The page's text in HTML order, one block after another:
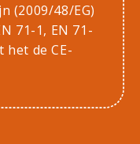
(2009/48/EG)
71-1, EN 71-
het de CE-